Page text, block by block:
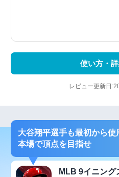
使い方・
レビュー更新日
大谷翔平選手も最初から
本場で頂点を目指せ
MLB 9イニン